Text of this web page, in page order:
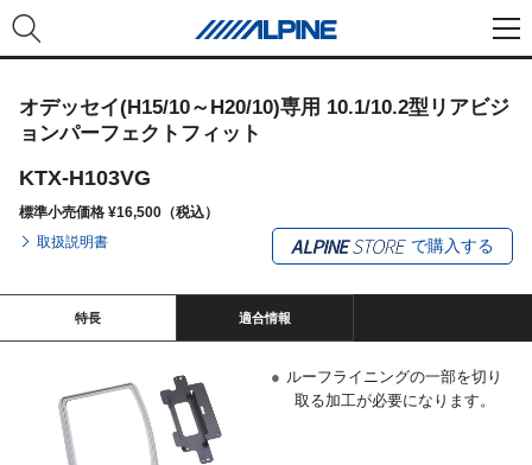
オデッセイ(H15/10～H20/10)専用 10.1/10.2型リアビジ
ョンパーフェクトフィット
KTX-H103VG
標準小売価格 ¥16,500（税込）
取扱説明書
で購入する
特長 適合情報
● ルーフライニングの一部を切り
取る加工が必要になります。